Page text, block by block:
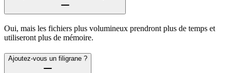
Oui, mais les fichiers plus volumineux prendront plus de temps et
utiliseront plus de mémoire.
Ajoutez-vous un filigrane ?